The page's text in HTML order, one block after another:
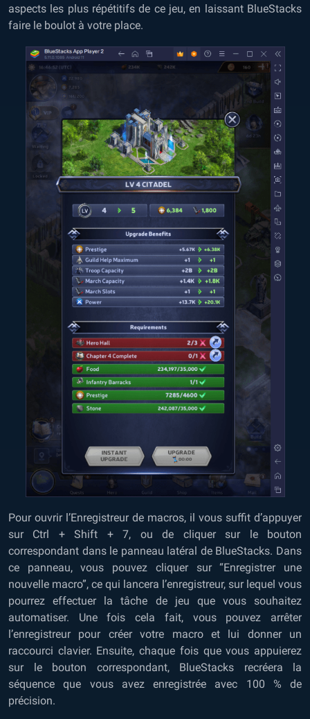
aspects les plus répétitifs de ce jeu, en laissant BlueStacks
faire le boulot à votre place.
Pour ouvrir l’Enregistreur de macros, il vous suffit d’appuyer
sur Ctrl + Shift + 7, ou de cliquer sur le bouton
correspondant dans le panneau latéral de BlueStacks. Dans
ce panneau, vous pouvez cliquer sur “Enregistrer une
nouvelle macro”, ce qui lancera l’enregistreur, sur lequel vous
pourrez effectuer la tâche de jeu que vous souhaitez
automatiser. Une fois cela fait, vous pouvez arrêter
l’enregistreur pour créer votre macro et lui donner un
raccourci clavier. Ensuite, chaque fois que vous appuierez
sur le bouton correspondant, BlueStacks recréera la
séquence que vous avez enregistrée avec 100 % de
précision.